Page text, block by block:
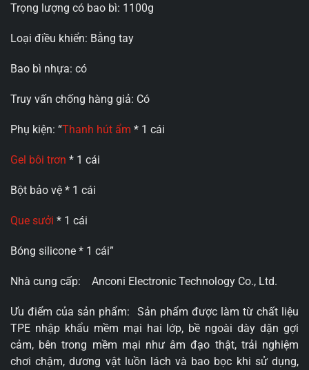
Trọng lượng có bao bì: 1100g
Loại điều khiển: Bằng tay
Bao bì nhựa: có
Truy vấn chống hàng giả: Có
Phụ kiện: “Thanh hút ẩm * 1 cái
Gel bôi trơn * 1 cái
Bột bảo vệ * 1 cái
Que sưởi * 1 cái
Bóng silicone * 1 cái”
Nhà cung cấp: Anconi Electronic Technology Co., Ltd.
Ưu điểm của sản phẩm: Sản phẩm được làm từ chất liệu
TPE nhập khẩu mềm mại hai lớp, bề ngoài dày dặn gợi
cảm, bên trong mềm mại như âm đạo thật, trải nghiệm
chơi chậm, dương vật luồn lách và bao bọc khi sử dụng,